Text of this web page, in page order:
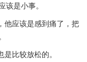
是小事。
应该是感到痛了，把
比较放松的。